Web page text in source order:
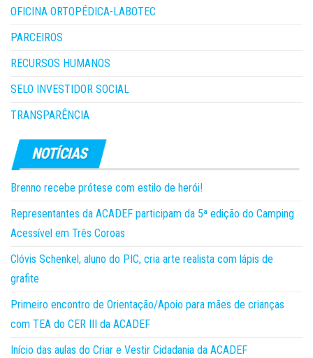
OFICINA ORTOPÉDICA-LABOTEC
PARCEIROS
RECURSOS HUMANOS
SELO INVESTIDOR SOCIAL
TRANSPARÊNCIA
Brenno recebe prótese com estilo de herói!
Representantes da ACADEF participam da 5ª edição do Camping
Acessível em Três Coroas
Clóvis Schenkel, aluno do PIC, cria arte realista com lápis de
grafite
Primeiro encontro de Orientação/Apoio para mães de crianças
com TEA do CER III da ACADEF
Início das aulas do Criar e Vestir Cidadania da ACADEF